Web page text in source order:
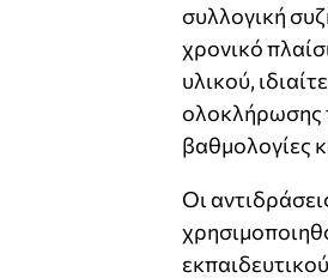
συλλογική
χρονικό
υλικού,
ολοκλήρωσης
βαθμολογίες
Οι